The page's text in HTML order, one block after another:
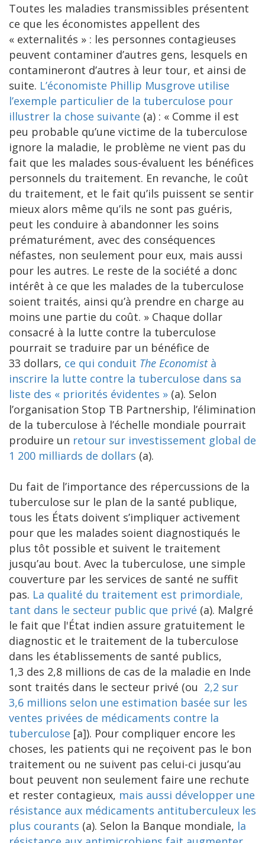
Toutes les maladies transmissibles présentent
ce que les économistes appellent des
« externalités » : les personnes contagieuses
peuvent contaminer d’autres gens, lesquels en
contamineront d’autres à leur tour, et ainsi de
suite. L’économiste Phillip Musgrove utilise
l’exemple particulier de la tuberculose pour
illustrer la chose suivante (a) : « Comme il est
peu probable qu’une victime de la tuberculose
ignore la maladie, le problème ne vient pas du
fait que les malades sous-évaluent les bénéfices
personnels du traitement. En revanche, le coût
du traitement, et le fait qu’ils puissent se sentir
mieux alors même qu’ils ne sont pas guéris,
peut les conduire à abandonner les soins
prématurément, avec des conséquences
néfastes, non seulement pour eux, mais aussi
pour les autres. Le reste de la société a donc
intérêt à ce que les malades de la tuberculose
soient traités, ainsi qu’à prendre en charge au
moins une partie du coût. » Chaque dollar
consacré à la lutte contre la tuberculose
pourrait se traduire par un bénéfice de
33 dollars, ce qui conduit The Economistà
inscrire la lutte contre la tuberculose dans sa
liste des « priorités évidentes » (a). Selon
l’organisation Stop TB Partnership, l’élimination
de la tuberculose à l’échelle mondiale pourrait
produire un retour sur investissement global de
1 200 milliards de dollars (a).
Du fait de l’importance des répercussions de la
tuberculose sur le plan de la santé publique,
tous les États doivent s’impliquer activement
pour que les malades soient diagnostiqués le
plus tôt possible et suivent le traitement
jusqu’au bout. Avec la tuberculose, une simple
couverture par les services de santé ne suffit
pas. La qualité du traitement est primordiale,
tant dans le secteur public que privé (a). Malgré
le fait que l'État indien assure gratuitement le
diagnostic et le traitement de la tuberculose
dans les établissements de santé publics,
1,3 des 2,8 millions de cas de la maladie en Inde
sont traités dans le secteur privé (ou 2,2 sur
3,6 millions selon une estimation basée sur les
ventes privées de médicaments contre la
tuberculose [a]). Pour compliquer encore les
choses, les patients qui ne reçoivent pas le bon
traitement ou ne suivent pas celui-ci jusqu’au
bout peuvent non seulement faire une rechute
et rester contagieux, mais aussi développer une
résistance aux médicaments antituberculeux les
plus courants (a). Selon la Banque mondiale, la